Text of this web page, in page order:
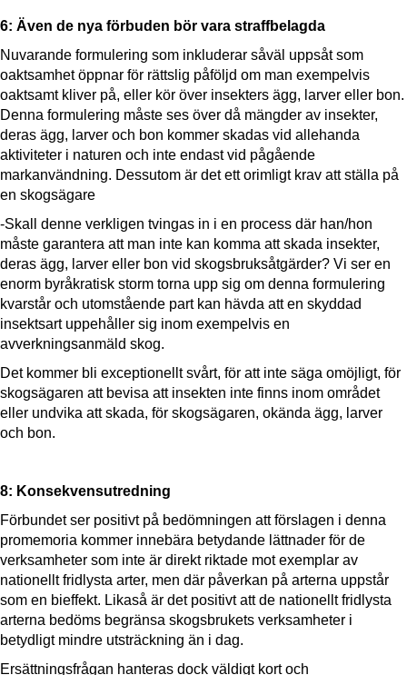
6: Även de nya förbuden bör vara straffbelagda
Nuvarande formulering som inkluderar såväl uppsåt som
oaktsamhet öppnar för rättslig påföljd om man exempelvis
oaktsamt kliver på, eller kör över insekters ägg, larver eller bon.
Denna formulering måste ses över då mängder av insekter,
deras ägg, larver och bon kommer skadas vid allehanda
aktiviteter i naturen och inte endast vid pågående
markanvändning. Dessutom är det ett orimligt krav att ställa på
en skogsägare
-Skall denne verkligen tvingas in i en process där han/hon
måste garantera att man inte kan komma att skada insekter,
deras ägg, larver eller bon vid skogsbruksåtgärder? Vi ser en
enorm byråkratisk storm torna upp sig om denna formulering
kvarstår och utomstående part kan hävda att en skyddad
insektsart uppehåller sig inom exempelvis en
avverkningsanmäld skog.
Det kommer bli exceptionellt svårt, för att inte säga omöjligt, för
skogsägaren att bevisa att insekten inte finns inom området
eller undvika att skada, för skogsägaren, okända ägg, larver
och bon.
8: Konsekvensutredning
Förbundet ser positivt på bedömningen att förslagen i denna
promemoria kommer innebära betydande lättnader för de
verksamheter som inte är direkt riktade mot exemplar av
nationellt fridlysta arter, men där påverkan på arterna uppstår
som en bieffekt. Likaså är det positivt att de nationellt fridlysta
arterna bedöms begränsa skogsbrukets verksamheter i
betydligt mindre utsträckning än i dag.
Ersättningsfrågan hanteras dock väldigt kort och